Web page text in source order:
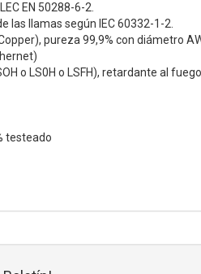
EN 50288-6-2.
las llamas según IEC 60332-1-2.
pureza 99,9% con diámetro
o LS0H o LSFH), retardante al
testeado